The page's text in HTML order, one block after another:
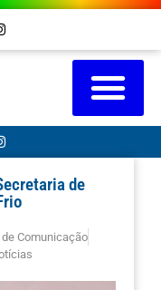
de
Comunicação